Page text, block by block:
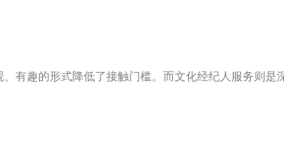
有趣的形式降低了接触门槛。而文化经纪人服务则